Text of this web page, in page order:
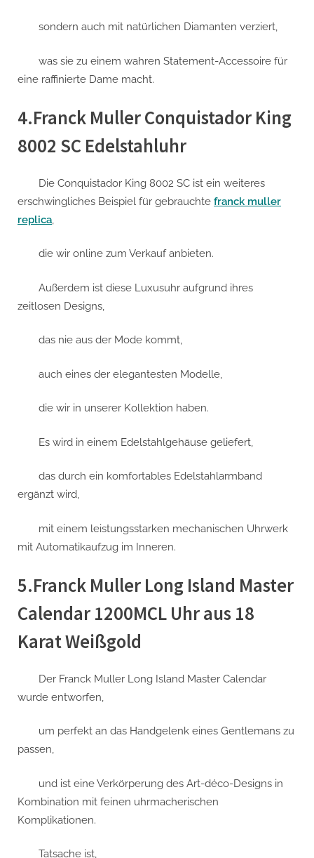
sondern auch mit natürlichen Diamanten verziert,
was sie zu einem wahren Statement-Accessoire für
eine raffinierte Dame macht.
4.Franck Muller Conquistador King
8002 SC Edelstahluhr
Die Conquistador King 8002 SC ist ein weiteres
erschwingliches Beispiel für gebrauchte franck muller
replica
die wir online zum Verkauf anbieten.
Außerdem ist diese Luxusuhr aufgrund ihres
zeitlosen Designs,
das nie aus der Mode kommt,
auch eines der elegantesten Modelle,
die wir in unserer Kollektion haben.
Es wird in einem Edelstahlgehäuse geliefert,
das durch ein komfortables Edelstahlarmband
ergänzt wird,
mit einem leistungsstarken mechanischen Uhrwerk
mit Automatikaufzug im Inneren.
5.Franck Muller Long Island Master
Calendar 1200MCL Uhr aus 18
Karat Weißgold
Der Franck Muller Long Island Master Calendar
wurde entworfen,
um perfekt an das Handgelenk eines Gentlemans zu
passen,
und ist eine Verkörperung des Art-déco-Designs in
Kombination mit feinen uhrmacherischen
Komplikationen.
Tatsache ist,